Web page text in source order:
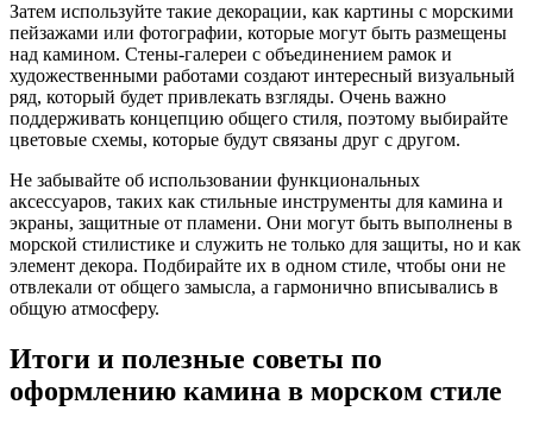
Затем используйте такие декорации, как картины с морскими
пейзажами или фотографии, которые могут быть размещены
над камином. Стены-галереи с объединением рамок и
художественными работами создают интересный визуальный
ряд, который будет привлекать взгляды. Очень важно
поддерживать концепцию общего стиля, поэтому выбирайте
цветовые схемы, которые будут связаны друг с другом.
Не забывайте об использовании функциональных
аксессуаров, таких как стильные инструменты для камина и
экраны, защитные от пламени. Они могут быть выполнены в
морской стилистике и служить не только для защиты, но и как
элемент декора. Подбирайте их в одном стиле, чтобы они не
отвлекали от общего замысла, а гармонично вписывались в
общую атмосферу.
Итоги и полезные советы по
оформлению камина в морском стиле